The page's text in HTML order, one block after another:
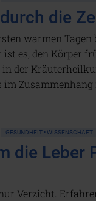
die
warmen Tagen
es, den Körper
in der
im Zusammenhang
GESUNDHEIT • WISSENSCHAFT
die Leber
Verzicht.